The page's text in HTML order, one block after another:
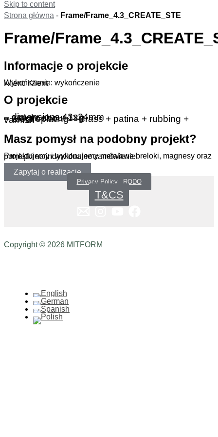
Skip to content
Strona główna - Frame/Frame_4.3_CREATE_STE
Frame/
Informacje o projekcie
Wykończenie: wykończenie
Klient: Klient
O projekcie
– dimensions 43x24mm
– weight about 13g
– Electroplating – Brass + patina + rubbing + varnish
Masz pomysł na podobny projekt?
Projektujemy i wykonujemy metalowe breloki, magnesy oraz pamiątki na indywidualne zamówienie.
Zapytaj o realizację
Privacy Policy _RODO
T&CS
Copyright © 2026 MITFORM